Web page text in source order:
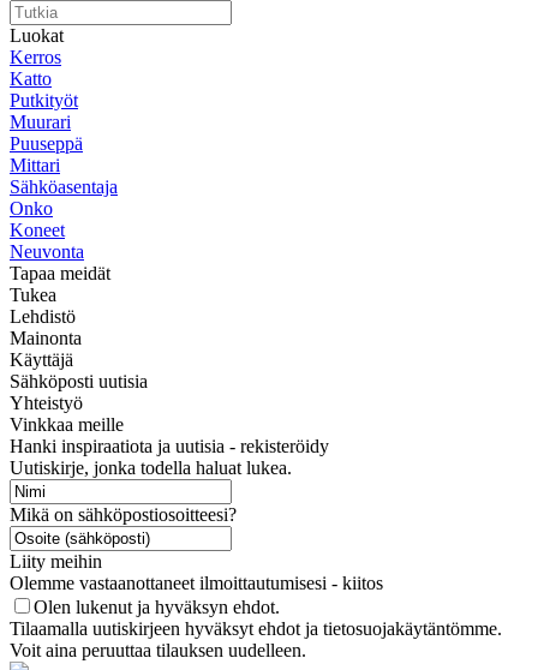
Luokat
Kerros
Katto
Putkityöt
Muurari
Puuseppä
Mittari
Sähköasentaja
Onko
Koneet
Neuvonta
Tapaa meidät
Tukea
Lehdistö
Mainonta
Käyttäjä
Sähköposti uutisia
Yhteistyö
Vinkkaa meille
Hanki inspiraatiota ja uutisia - rekisteröidy
Uutiskirje, jonka todella haluat lukea.
Mikä on sähköpostiosoitteesi?
Liity meihin
Olemme vastaanottaneet ilmoittautumisesi - kiitos
Olen lukenut ja hyväksyn ehdot.
Tilaamalla uutiskirjeen hyväksyt ehdot ja tietosuojakäytäntömme.
Voit aina peruuttaa tilauksen uudelleen.